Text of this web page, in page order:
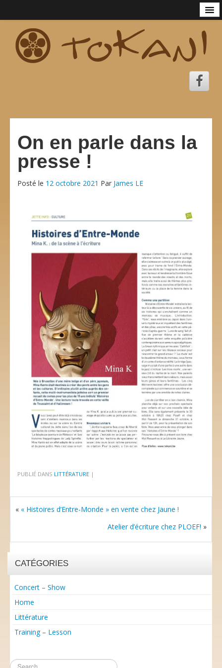
Tokani
La Compagnie Tokani
Les histoires frappadingues de Lady Spirella
La fabuleuse aventure de Pâtisson
Tokani Kids Class
Atelier d’écriture créative
Atelier pour adultes
Ecriture créative
Multimédias
Audio
On en parle dans la
presse !
Posté le 12 octobre 2021 Par James LE
PUBLIÉ DANS LITTÉRATURE |
« « Histoires d’Entre-Monde » en vente chez Jaune !
Atelier d’écriture chez PLOEF! »
CATÉGORIES
Concert – Show
Home
Littérature
Training – Lesson